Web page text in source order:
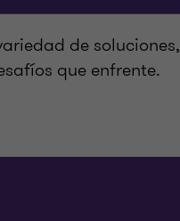
de soluciones,
que enfrente.